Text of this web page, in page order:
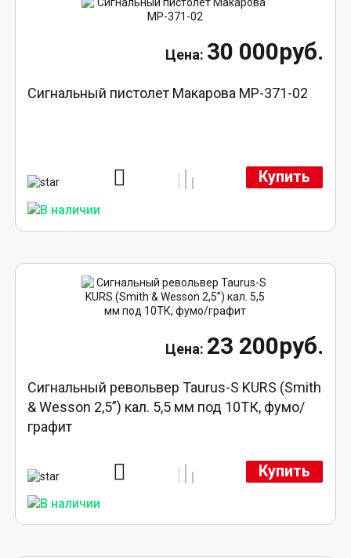
30 000руб.
Сигнальный пистолет Макарова МР-371-02
Купить
23 200руб.
Сигнальный револьвер Taurus-S KURS (Smith
& Wesson 2,5”) кал. 5,5 мм под 10ТК, фумо/
графит
Купить